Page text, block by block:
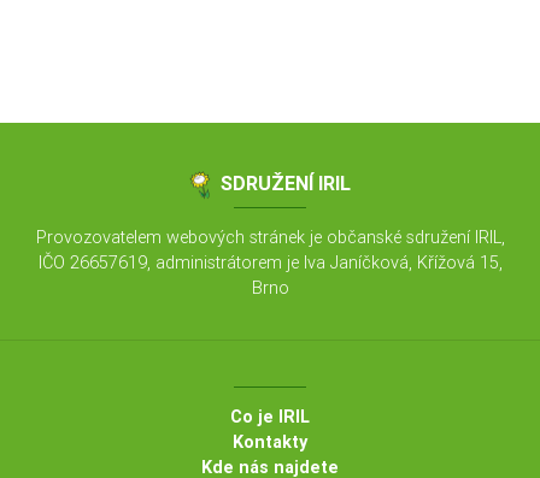
SDRUŽENÍ IRIL
Provozovatelem webových stránek je občanské sdružení IRIL,
IČO 26657619, administrátorem je Iva Janíčková, Křížová 15,
Brno
Co je IRIL
Kontakty
Kde nás najdete